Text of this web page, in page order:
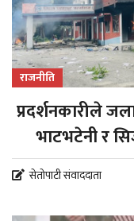
राजनीति
प्रदर्शनकारीले
भाटभटेनी र
सेतोपाटी संवाददाता